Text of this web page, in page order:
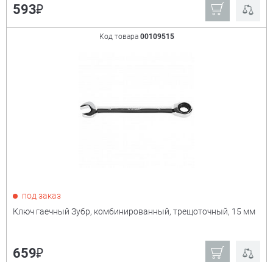
593₽
Код товара 00109515
под заказ
Ключ гаечный Зубр, комбинированный, трещоточный, 15 мм
659₽